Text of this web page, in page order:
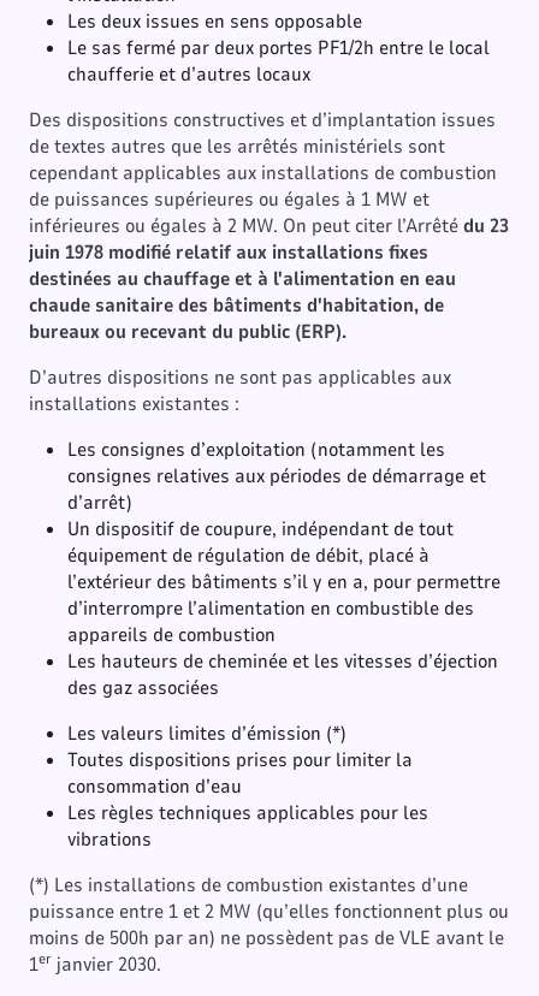
Les deux issues en sens opposable
Le sas fermé par deux portes PF1/2h entre le local
chaufferie et d’autres locaux
Des dispositions constructives et d’implantation issues
de textes autres que les arrêtés ministériels sont
cependant applicables aux installations de combustion
de puissances supérieures ou égales à 1 MW et
inférieures ou égales à 2 MW. On peut citer l’Arrêtédu 23
juin 1978 modifié relatif aux installations fixes
destinées au chauffage et à l'alimentation en eau
chaude sanitaire des bâtiments d'habitation, de
bureaux ou recevant du public (ERP).
D’autres dispositions ne sont pas applicables aux
installations existantes :
Les consignes d’exploitation (notamment les
consignes relatives aux périodes de démarrage et
d’arrêt)
Un dispositif de coupure, indépendant de tout
équipement de régulation de débit, placé à
l’extérieur des bâtiments s’il y en a, pour permettre
d’interrompre l’alimentation en combustible des
appareils de combustion
Les hauteurs de cheminée et les vitesses d’éjection
des gaz associées
Les valeurs limites d’émission (*)
Toutes dispositions prises pour limiter la
consommation d’eau
Les règles techniques applicables pour les
vibrations
(*) Les installations de combustion existantes d’une
puissance entre 1 et 2 MW (qu’elles fonctionnent plus ou
moins de 500h par an) ne possèdent pas de VLE avant le
1er janvier 2030.